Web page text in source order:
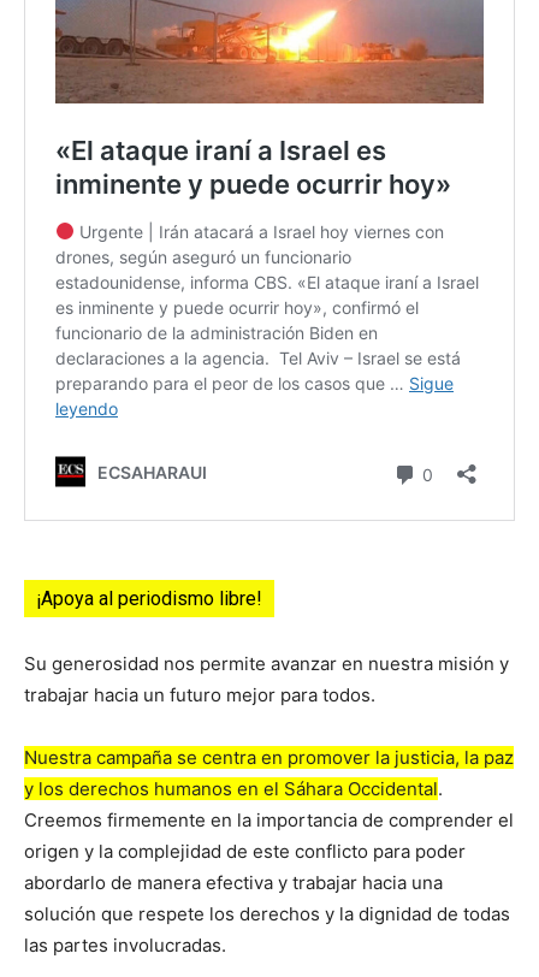
¡Apoya al periodismo libre!
Su generosidad nos permite avanzar en nuestra misión y
trabajar hacia un futuro mejor para todos.
Nuestra campaña se centra en promover la justicia, la paz
y los derechos humanos en el Sáhara Occidental.
Creemos firmemente en la importancia de comprender el
origen y la complejidad de este conflicto para poder
abordarlo de manera efectiva y trabajar hacia una
solución que respete los derechos y la dignidad de todas
las partes involucradas.